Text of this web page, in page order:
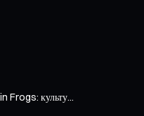
Frogs: культу...